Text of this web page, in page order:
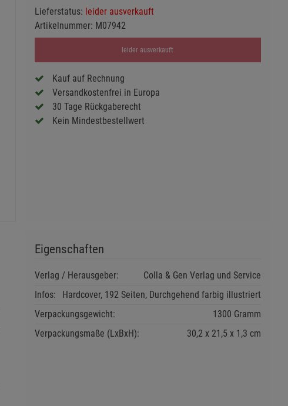
Lieferstatus: leider ausverkauft
Artikelnummer: M07942
leider ausverkauft
Kauf auf Rechnung
Versandkostenfrei in Europa
30 Tage Rückgaberecht
Kein Mindestbestellwert
Eigenschaften
Verlag / Herausgeber:
Colla & Gen Verlag und Service
Infos:
Hardcover, 192 Seiten, Durchgehend farbig illustriert
Verpackungsgewicht:
1300 Gramm
Verpackungsmaße (LxBxH):
30,2 21,5 1,3 cm